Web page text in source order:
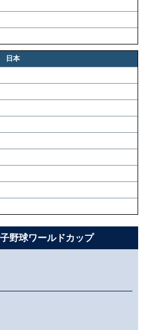
日本
野球ワールドカップ